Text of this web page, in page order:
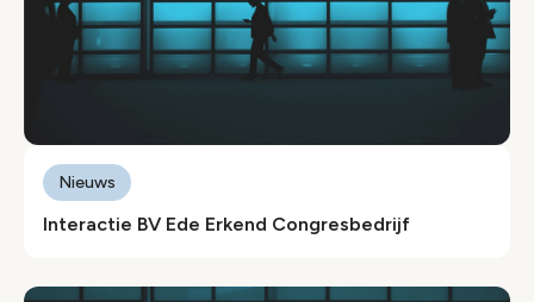
Interactie BV Ede Erkend Congresbedrijf
Nieuws